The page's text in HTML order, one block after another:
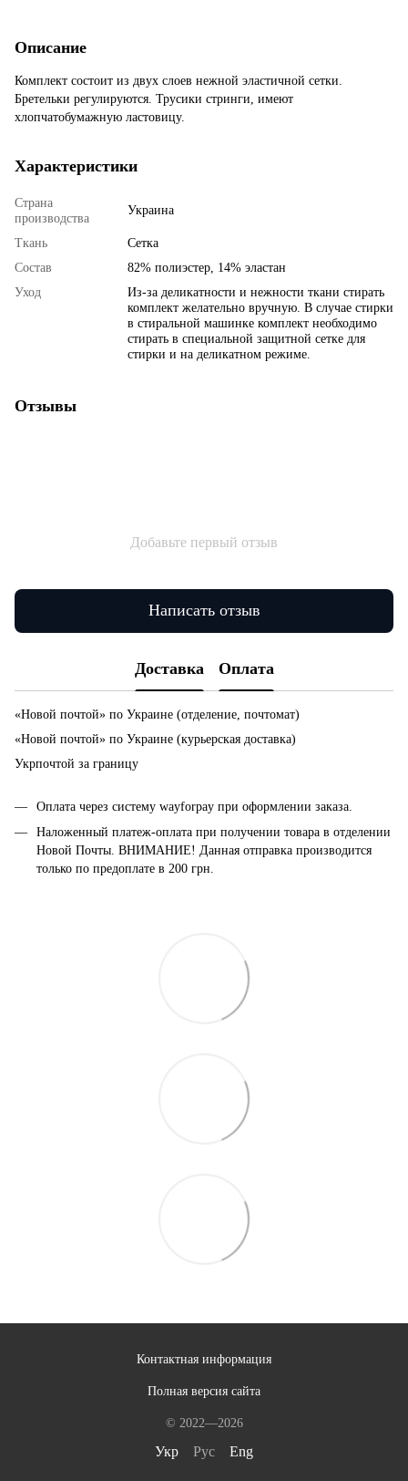
Описание
Комплект состоит из двух слоев нежной эластичной сетки.
Бретельки регулируются. Трусики стринги, имеют
хлопчатобумажную ластовицу.
Характеристики
Страна
производства
Украина
Ткань
Сетка
Состав
82% полиэстер, 14% эластан
Уход
Из-за деликатности и нежности ткани стирать
комплект желательно вручную. В случае стирки
в стиральной машинке комплект необходимо
стирать в специальной защитной сетке для
стирки и на деликатном режиме.
Отзывы
Добавьте первый отзыв
Написать отзыв
Доставка Оплата
«Новой почтой» по Украине (отделение, почтомат)
«Новой почтой» по Украине (курьерская доставка)
Укрпочтой за границу
Оплата через систему wayforpay при оформлении заказа.
Наложенный платеж-оплата при получении товара в отделении
Новой Почты. ВНИМАНИЕ! Данная отправка производится
только по предоплате в 200 грн.
Контактная информация
Полная версия сайта
© 2022—2026
Укр Рус Eng